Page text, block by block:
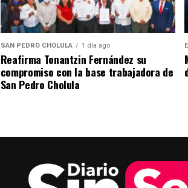
SAN PEDRO CHOLULA 1 día ago
Reafirma Tonantzin Fernández su
compromiso con la base trabajadora de
San Pedro Cholula